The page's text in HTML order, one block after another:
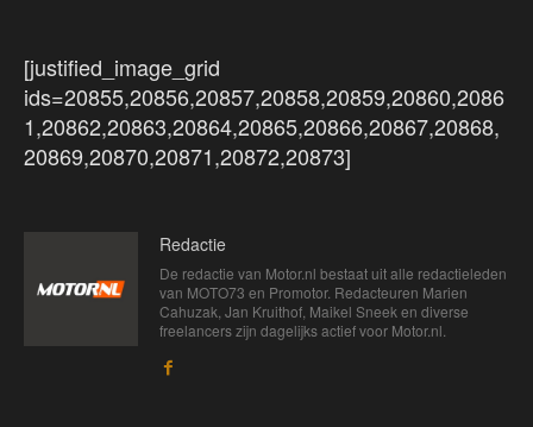
[justified_image_grid
ids=20855,20856,20857,20858,20859,20860,2086
1,20862,20863,20864,20865,20866,20867,20868,
20869,20870,20871,20872,20873]
Redactie
De redactie van Motor.nl bestaat uit alle redactieleden
van MOTO73 en Promotor. Redacteuren Marien
Cahuzak, Jan Kruithof, Maikel Sneek en diverse
freelancers zijn dagelijks actief voor Motor.nl.